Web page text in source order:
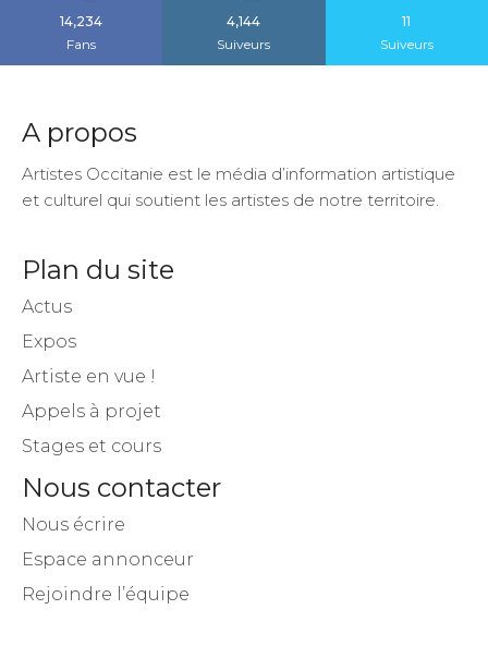
14,234
Fans
4,144
Suiveurs
11
Suiveurs
A propos
Artistes Occitanie est le média d’information artistique
et culturel qui soutient les artistes de notre territoire.
Plan du site
Actus
Expos
Artiste en vue !
Appels à projet
Stages et cours
Nous contacter
Nous écrire
Espace annonceur
Rejoindre l’équipe